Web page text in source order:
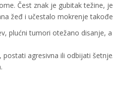
Čest znak je gubitak težine,
žeđ i učestalo mokrenje
plućni tumori otežano disanje,
agresivna ili odbijati